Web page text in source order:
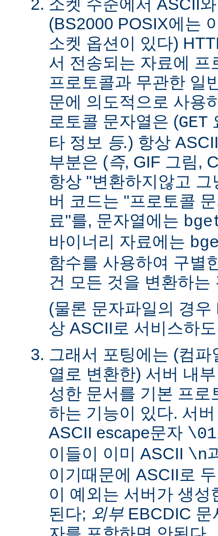
소켓 수준에서 ASCII
(BS2000 POSIX에는
소켓 옵션이 있다)
서 전송되는 자료에
프로토콜과 무관한 일
문에 의도적으로 사용
로토콜 문자열은 (GET
타 정보 등.) 항상
부분은 (즉, GIF 그림,
항상 "변환하지않고
버 코드는 "프로토콜
료"를, 문자열에는
바이너리 자료에는
함수를 사용하여 구별
건 모든 것을 변환하
(물론 문자파일의 경
상 ASCII로 서비스하
그래서 포팅에는 (컴
열로 변환한) 서버 내
성한 문서를 기본 프로
하는 기능이 있다. 서
ASCII escape문자
이들이 이미 ASCII \n
이기때문에 ASCII로
이 예외는 서버가 생
된다; 외부EBCDIC 문